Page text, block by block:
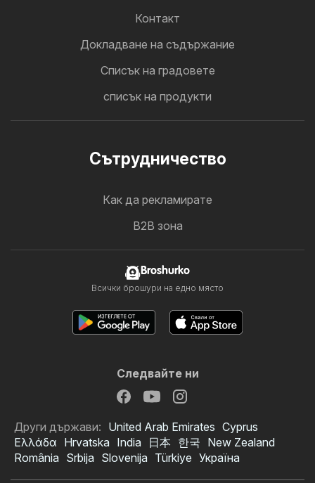
Контакт
Докладване на съдържание
Cписък на градовете
списък на продукти
Cътрудничество
Как да рекламирате
B2B зона
Broshurko
Всички брошури на едно място
Следвайте ни
Други държави: United Arab Emirates Cyprus
Ελλάδα Hrvatska India 日本 한국 New Zealand
România Srbija Slovenija Türkiye Україна